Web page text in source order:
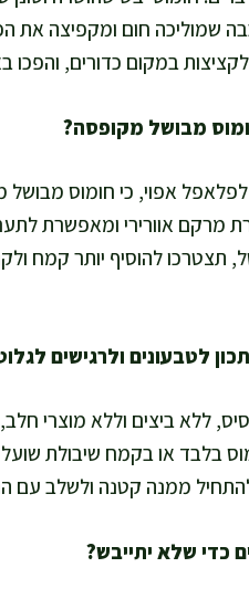
שמוליכה חום ומקפיצה את
במקום כדורים, והפכו
אפוי, כי חומוס
מרקם אוורירי ומאפשרת
להוסיף יותר קמח
ללא ביצים וללא מוצרי חלב,
בלבד או בקמח שיבולת
ממנה קטנה ולשלב עם